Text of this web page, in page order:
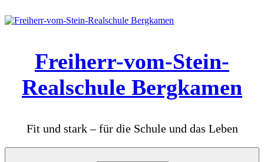
Inhalt
Freiherr-vom-Stein-
Realschule Bergkamen
Fit und stark – für die Schule und das Leben